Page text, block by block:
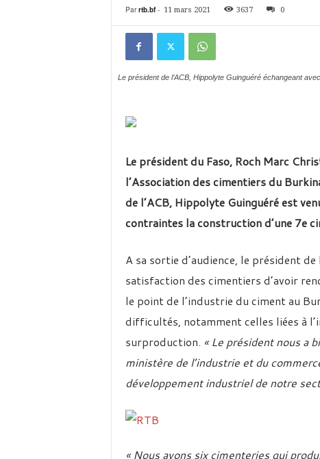
i
Par rtb.bf- 11 mars 2021 3637 0
Le président de l’ACB, Hippolyte Guinguéré échangeant
Le président du Faso, Roch Marc
l’Association des cimentiers du
de l’ACB, Hippolyte Guinguéré est
contraintes la construction d’une 7e
A sa sortie d’audience, le président
satisfaction des cimentiers d’avoir
le point de l’industrie du ciment au
difficultés, notamment celles liées à
surproduction. « Le président nous a
ministère de l’industrie et du
développement industriel de notre
« Nous avons six cimenteries qui